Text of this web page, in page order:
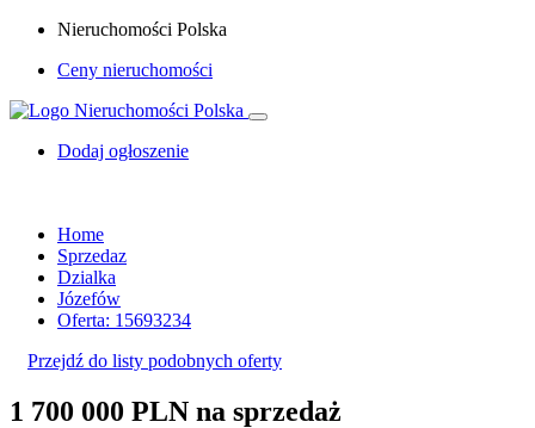
Nieruchomości Polska
Ceny nieruchomości
Dodaj ogłoszenie
Home
Sprzedaz
Dzialka
Józefów
Oferta: 15693234
Przejdź do listy podobnych oferty
1 700 000 PLN na sprzedaż